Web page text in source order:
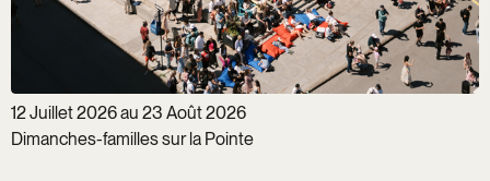
12 Juillet 2026 au 23 Août 2026
Dimanches-familles sur la Pointe